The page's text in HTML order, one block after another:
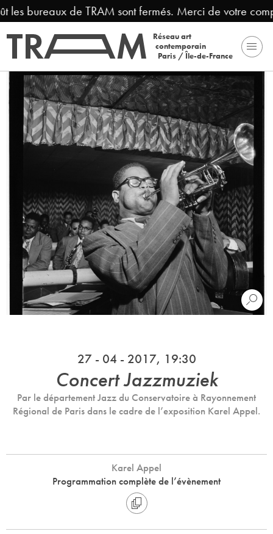
bureaux de TRAM sont fermés. Merci de votre
Réseau art
contemporain
Paris / Île-de-France
27 - 04 - 2017, 19:30
Concert Jazzmuziek
Par le département Jazz du Conservatoire à Rayonnement
Régional de Paris dans le cadre de l’exposition Karel Appel.
Karel Appel
Programmation complète de l’évènement